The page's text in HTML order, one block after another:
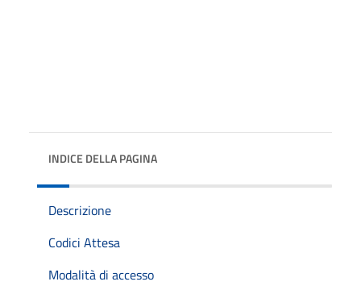
INDICE DELLA PAGINA
Descrizione
Codici Attesa
Modalità di accesso